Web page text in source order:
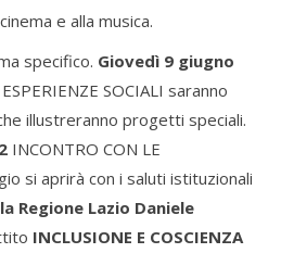
e alla musica.
specifico. Giovedì 9 giugno
SOCIALI saranno
illustreranno progetti speciali.
INCONTRO CON LE
si aprirà con i saluti istituzionali
Regione Lazio Daniele
INCLUSIONE E COSCIENZA